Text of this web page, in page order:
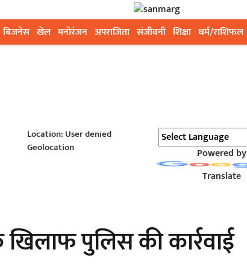
बिजनेस खेल मनोरंजन अपराजिता संजीवनी शिक्षा धर्म/राशिफल
Location: User denied
Geolocation
Powered by
Translate
पुलिस की कार्रवाई